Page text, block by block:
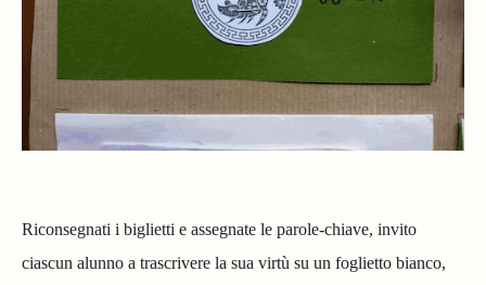
Riconsegnati i biglietti e assegnate le parole-chiave, invito
ciascun alunno a trascrivere la sua virtù su un foglietto bianco,